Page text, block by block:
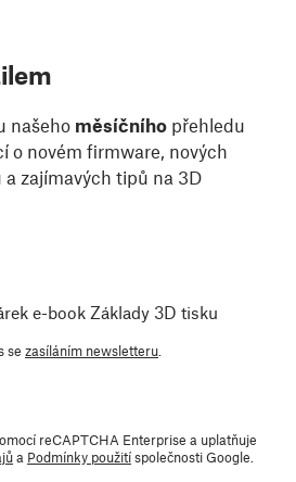
našeho měsíčního přehledu
o novém firmware, nových
a zajímavých tipů na 3D
e-book Základy 3D tisku
se zasíláním newsletteru
reCAPTCHA Enterprise a uplatňuje
a Podmínky použitíspolečnosti Google.